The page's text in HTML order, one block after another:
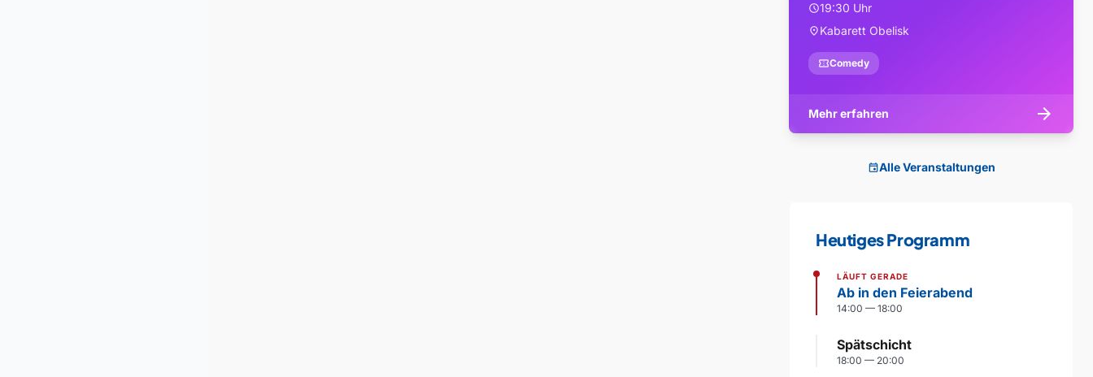
schedule19:30 Uhr
location_onKabarett Obelisk
confirmation_numberComedy
Mehr erfahren arrow_forward
eventAlle Veranstaltungen
Heutiges Programm
LÄUFT GERADE
Ab in den Feierabend
14:00 — 18:00
Spätschicht
18:00 — 20:00